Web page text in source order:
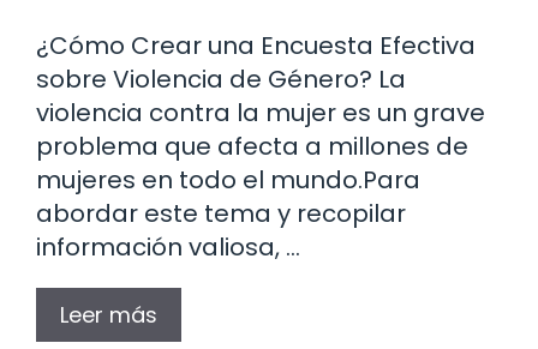
¿Cómo Crear una Encuesta Efectiva
sobre Violencia de Género? La
violencia contra la mujer es un grave
problema que afecta a millones de
mujeres en todo el mundo.Para
abordar este tema y recopilar
información valiosa, …
Leer más